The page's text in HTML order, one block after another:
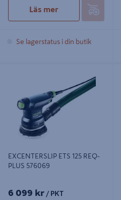
Läs mer
Se lagerstatus i din butik
EXCENTERSLIP ETS 125 REQ-
PLUS 576069
6 099 kr / PKT